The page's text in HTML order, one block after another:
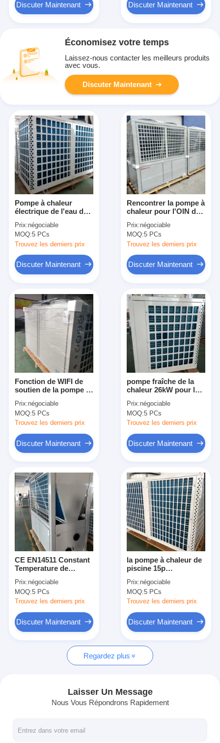
produits
Vidéos
VR Show
À propos de nous
Visite de l'usine
Contrôle de la qualité
nous contacter
Discuter Maintenant
Ecer
Discuter Maintenant Discuter Maintenant
Économisez votre temps
Laissez-nous contacter les meilleurs produits
avec vous.
Discuter Maintenant
Pompe à chaleur
électrique de l'eau de
chaleur rendement
élevé
Prix:négociable
MOQ:5 PCs
Trouvez les derniers prix
Discuter Maintenant
Rencontrer la pompe à
chaleur pour l'OIN de
basse température de
piscine d'Inground
Prix:négociable
MOQ:5 PCs
Trouvez les derniers prix
Discuter Maintenant
Fonction de WIFI de
soutien de la pompe à
d'intérieur de
rendement élevé 50KW
380V
Prix:négociable
MOQ:5 PCs
Trouvez les derniers prix
Discuter Maintenant
pompe fraîche de la
chaleur 26kW pour la
à chaleur détraquée de
source de
chauffage/eau
Prix:négociable
MOQ:5 PCs
Trouvez les derniers prix
Discuter Maintenant
CE EN14511 Constant
Temperature de
piscine de 84KW 380V
Prix:négociable
MOQ:5 PCs
Trouvez les derniers prix
Discuter Maintenant
la pompe à chaleur de
piscine 15p
inoxydable Shell d'anti
corrosion de Constant
Temperature
Prix:négociable
MOQ:5 PCs
Trouvez les derniers prix
Discuter Maintenant
Regardez plus
Laisser Un Message
Nous Vous Répondrons Rapidement